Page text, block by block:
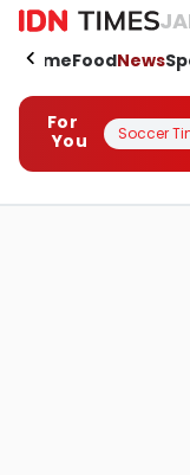
HomeFoodNews
For
You
Soccer